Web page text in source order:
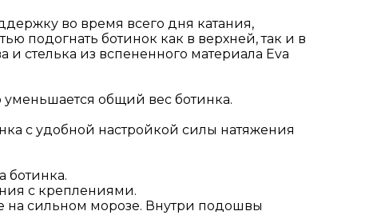
во время всего дня катания,
подогнать ботинок как в верхней, так и в
стелька из вспененного материала Eva
общий вес ботинка.
с удобной настройкой силы натяжения
ботинка.
с креплениями.
сильном морозе. Внутри подошвы